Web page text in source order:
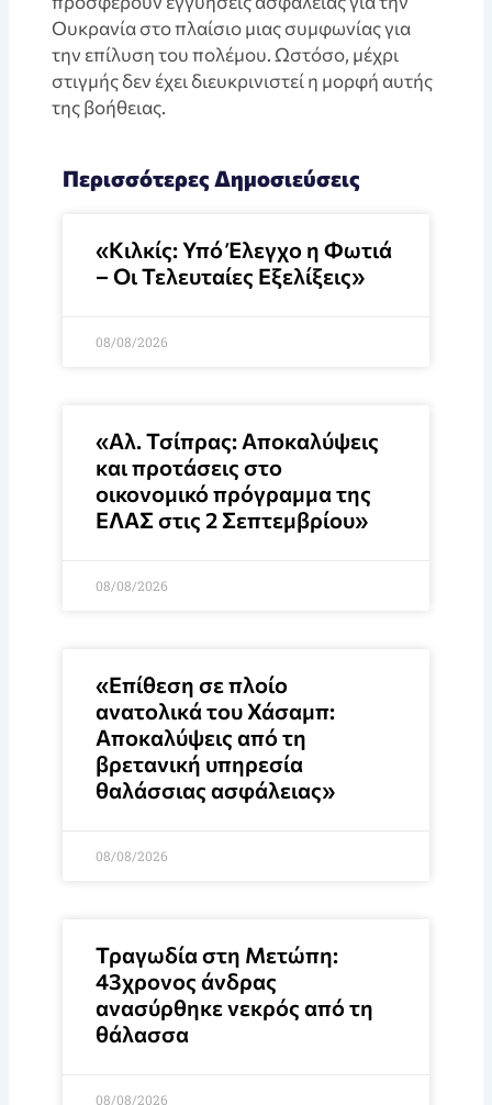
Ουκρανία στο πλαίσιο μιας συμφωνίας για
την επίλυση του πολέμου. Ωστόσο, μέχρι
στιγμής δεν έχει διευκρινιστεί η μορφή αυτής
της βοήθειας.
Περισσότερες Δημοσιεύσεις
«Κιλκίς: Υπό Έλεγχο η Φωτιά
– Οι Τελευταίες Εξελίξεις»
08/08/2026
«Αλ. Τσίπρας: Αποκαλύψεις
και προτάσεις στο
οικονομικό πρόγραμμα της
ΕΛΑΣ στις 2 Σεπτεμβρίου»
08/08/2026
«Επίθεση σε πλοίο
ανατολικά του Χάσαμπ:
Αποκαλύψεις από τη
βρετανική υπηρεσία
θαλάσσιας ασφάλειας»
08/08/2026
Τραγωδία στη Μετώπη:
43χρονος άνδρας
ανασύρθηκε νεκρός από τη
θάλασσα
08/08/2026